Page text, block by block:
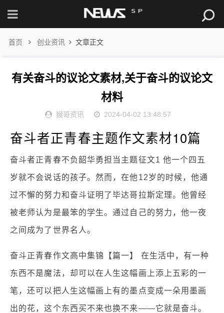
首页 创业资讯 文章正文
有关奋斗的议论文素材,关于奋斗的议论文
材料
猴哥资讯 2024-04-02 13:48:57
奋斗者正青春主题作文素材10篇
奋斗者正青春不负韶华勇担当主题征文1 他一个四五
岁就不会说话的孩子。然而，在他12岁的时候，他通
过不懈的努力和奋斗证明了毕达哥拉斯定理。他曾经
被老师认为是最笨的学生。通过自己的努力，他一夜
之间成为了世界名人。
奋斗正青春作文高中集锦【篇一】 在生活中，有一种
东西不是魔法，却可以在人生这幅画上添上五彩的一
笔，还可以把人生这幅画上有的墨点变成一朵用墨画
出的花，这个东西买不来也换不来——它就是奋斗。